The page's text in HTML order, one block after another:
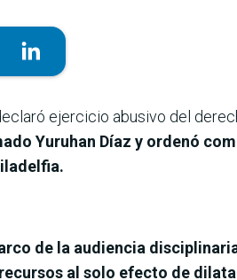
ejercicio abusivo del
Yuruhan Díaz y ordenó
de la audiencia
al solo efecto de